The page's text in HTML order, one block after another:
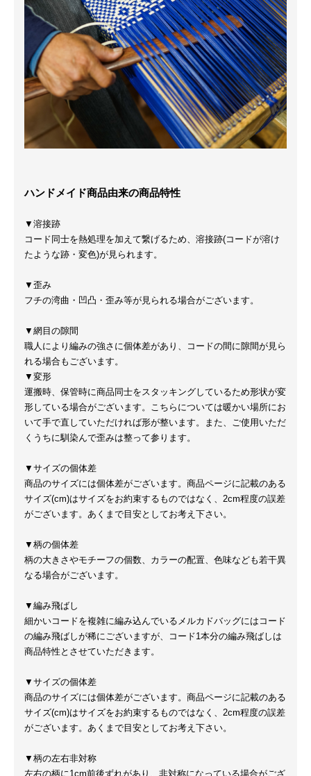
ハンドメイド商品由来の商品特性
▼溶接跡
コード同士を熱処理を加えて繋げるため、溶接跡(コードが溶け
たような跡・変色)が見られます。
▼歪み
フチの湾曲・凹凸・歪み等が見られる場合がございます。
▼網目の隙間
職人により編みの強さに個体差があり、コードの間に隙間が見ら
れる場合もございます。
▼変形
運搬時、保管時に商品同士をスタッキングしているため形状が変
形している場合がございます。こちらについては暖かい場所にお
いて手で直していただければ形が整います。また、ご使用いただ
くうちに馴染んで歪みは整って参ります。
▼サイズの個体差
商品のサイズには個体差がございます。商品ページに記載のある
サイズ(cm)はサイズをお約束するものではなく、2cm程度の誤差
がございます。あくまで目安としてお考え下さい。
▼柄の個体差
柄の大きさやモチーフの個数、カラーの配置、色味なども若干異
なる場合がございます。
▼編み飛ばし
細かいコードを複雑に編み込んでいるメルカドバッグにはコード
の編み飛ばしが稀にございますが、コード1本分の編み飛ばしは
商品特性とさせていただきます。
▼サイズの個体差
商品のサイズには個体差がございます。商品ページに記載のある
サイズ(cm)はサイズをお約束するものではなく、2cm程度の誤差
がございます。あくまで目安としてお考え下さい。
▼柄の左右非対称
左右の柄に1cm前後ずれがあり、非対称になっている場合がござ